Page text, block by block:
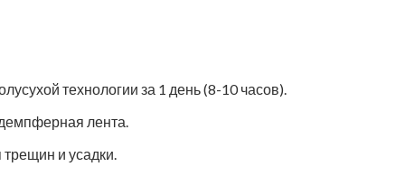
технологии за 1 день (8-10 часов).
лента.
и усадки.